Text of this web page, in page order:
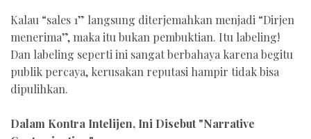
Kalau “sales 1” langsung diterjemahkan menjadi “Dirjen
menerima”, maka itu bukan pembuktian. Itu labeling!
Dan labeling seperti ini sangat berbahaya karena begitu
publik percaya, kerusakan reputasi hampir tidak bisa
dipulihkan.
Dalam Kontra Intelijen, Ini Disebut "Narrative